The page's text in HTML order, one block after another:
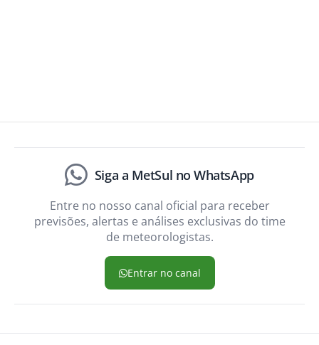
Siga a MetSul no WhatsApp
Entre no nosso canal oficial para receber
previsões, alertas e análises exclusivas do time
de meteorologistas.
Entrar no canal